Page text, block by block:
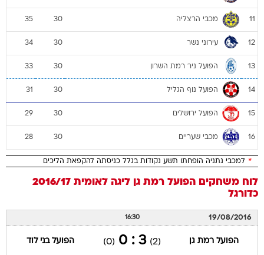
11 מכבי הרצליה 30
35
12 עירוני נשר 30
34
13 הפועל ניר רמת השרון 30
33
14 הפועל נוף הגליל 30
31
15 הפועל ירושלים 30
29
16 מכבי שעריים 30
28
* למכבי נתניה הופחתו תשע נקודות בגלל כניסתה להקפאת הליכים
לוח משחקים הפועל רמת גן ליגה לאומית 2016/17
כדורגל
19/08/2016
16:30
הפועל רמת גן (2)
3 : 0
(0) הפועל בני לוד